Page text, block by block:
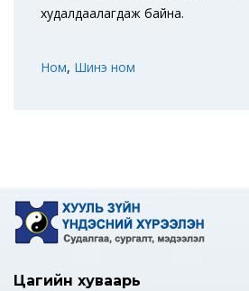
худалдаалагдаж байна.
Ном, Шинэ ном
Цагийн хуваарь